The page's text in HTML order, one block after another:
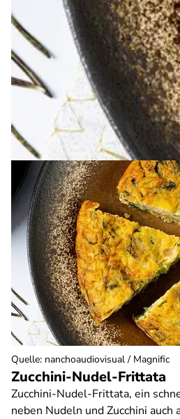
Zucchini-Nudel-Frittata
Zucchini-Nudel-Frittata, ein
neben Nudeln und Zucchini auch
Quelle: nanchoaudiovisual / Magnific